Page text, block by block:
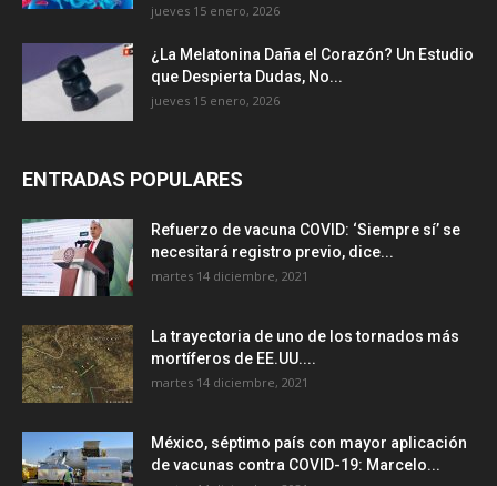
jueves 15 enero, 2026
¿La Melatonina Daña el Corazón? Un Estudio
que Despierta Dudas, No...
jueves 15 enero, 2026
ENTRADAS POPULARES
Refuerzo de vacuna COVID: ‘Siempre sí’ se
necesitará registro previo, dice...
martes 14 diciembre, 2021
La trayectoria de uno de los tornados más
mortíferos de EE.UU....
martes 14 diciembre, 2021
México, séptimo país con mayor aplicación
de vacunas contra COVID-19: Marcelo...